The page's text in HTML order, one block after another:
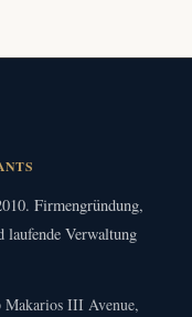
Firmengründung,
Verwaltung
Makarios III Avenue,